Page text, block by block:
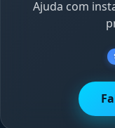
Ajuda com